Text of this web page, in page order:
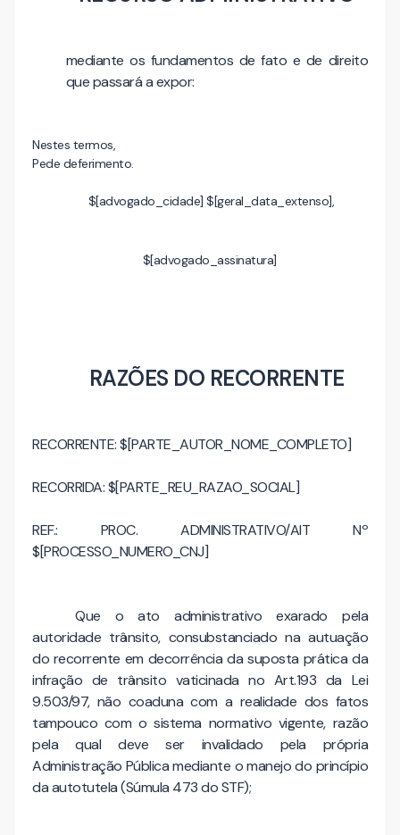
mediante os fundamentos de fato e de direito
que passará a expor:
Nestes termos,
Pede deferimento.
$[advogado_cidade] $[geral_data_extenso],
$[advogado_assinatura]
RAZÕES DO RECORRENTE
RECORRENTE: $[PARTE_AUTOR_NOME_COMPLETO]
RECORRIDA: $[PARTE_REU_RAZAO_SOCIAL]
REF.: PROC. ADMINISTRATIVO/AIT Nº
$[PROCESSO_NUMERO_CNJ]
Que o ato administrativo exarado pela
autoridade trânsito, consubstanciado na autuação
do recorrente em decorrência da suposta prática da
infração de trânsito vaticinada no Art.193 da Lei
9.503/97, não coaduna com a realidade dos fatos
tampouco com o sistema normativo vigente, razão
pela qual deve ser invalidado pela própria
Administração Pública mediante o manejo do princípio
da autotutela (Súmula 473 do STF);